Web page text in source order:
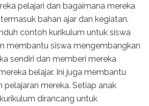
pelajari dan bagaimana mereka
bahan ajar dan kegiatan.
contoh kurikulum untuk siswa
membantu siswa mengembangkan
sendiri dan memberi mereka
belajar. Ini juga membantu
pelajaran mereka. Setiap anak
dirancang untuk